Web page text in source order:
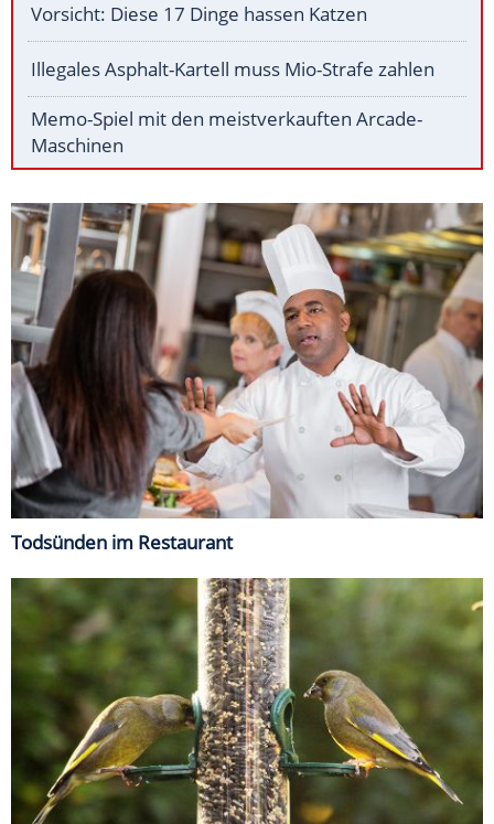
Vorsicht: Diese 17 Dinge hassen Katzen
Illegales Asphalt-Kartell muss Mio-Strafe zahlen
Memo-Spiel mit den meistverkauften Arcade-
Maschinen
Todsünden im Restaurant